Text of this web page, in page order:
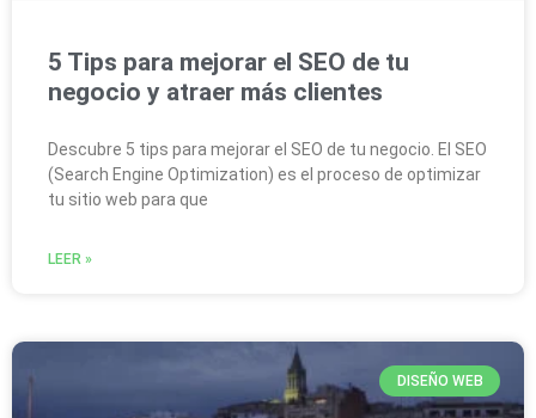
5 Tips para mejorar el SEO de tu
negocio y atraer más clientes
Descubre 5 tips para mejorar el SEO de tu negocio. El SEO
(Search Engine Optimization) es el proceso de optimizar
tu sitio web para que
LEER »
DISEÑO WEB